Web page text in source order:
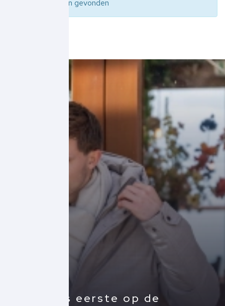
Geen resultaten gevonden
Altijd als eerste op de